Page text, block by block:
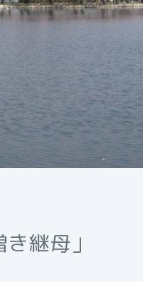
継母」